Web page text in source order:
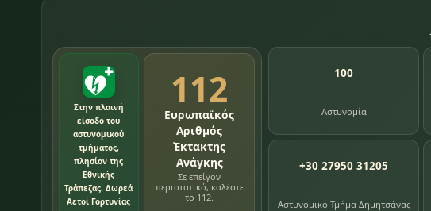
Στην πλαινή
είσοδο του
αστυνομικού
τμήματος,
πλησίον της
Εθνικής
Τράπεζας. Δωρεά
Αετοί Γορτυνίας
112
Ευρωπαϊκός
Αριθμός
Έκτακτης
Ανάγκης
Σε επείγον
περιστατικό, καλέστε
το 112.
100
Αστυνομία
+30 27950 31205
Αστυνομικό Τμήμα Δημητσάνας